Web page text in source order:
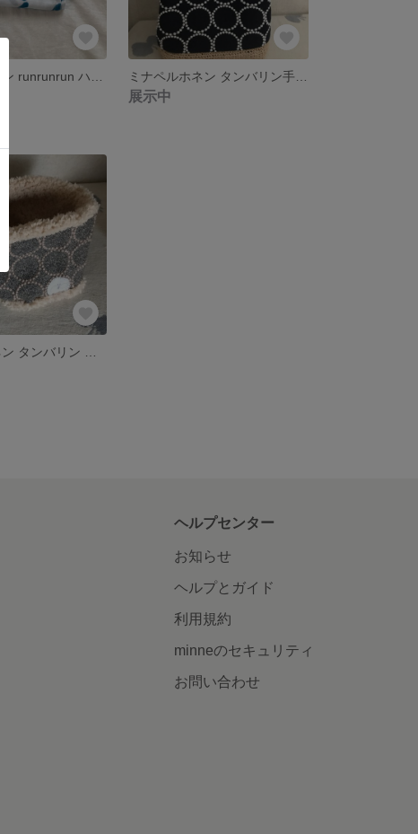
展示中
ヘルプセンター
お知らせ
ヘルプとガイド
利用規約
minneのセキュリティ
お問い合わせ